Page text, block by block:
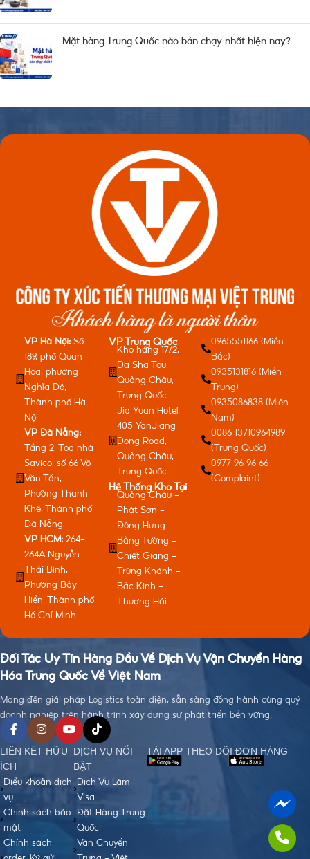
Mặt hàng Trung Quốc nào bán chạy nhất hiện nay?
VP Hà Nội: Số
189, phố Quan
Hoa, phường
Nghĩa Đô,
Thành phố Hà
Nội
VP Đà Nẵng:
Tầng 2, Tòa nhà
Savico, số 66 Võ
Văn Tần,
Phường Thanh
Khê, Thành phố
Đà Nẵng
VP HCM: 264-
264A Nguyễn
Thái Bình,
Phường Bảy
Hiền, Thành phố
Hồ Chí Minh
VP Trung Quốc
Kho hàng 17/2,
Da Sha Tou,
Quảng Châu,
Trung Quốc
Jia Yuan Hotel,
405 YanJiang
Dong Road,
Quảng Châu,
Trung Quốc
Hệ Thống Kho Tại
Quảng Châu -
Phật Sơn -
Đông Hưng -
Bằng Tường -
Chiết Giang -
Trùng Khánh -
Bắc Kinh -
Thượng Hải
0965551166 (Miền
Bắc)
0935131816 (Miền
Trung)
0935086838 (Miền
Nam)
0086 13710964989
(Trung Quốc)
0977 96 96 66
(Complaint)
Đối Tác Uy Tín Hàng Đầu Về Dịch Vụ Vận Chuyển Hàng
Hóa Trung Quốc Về Việt Nam
Mang đến giải pháp Logistics toàn diện, sẵn sàng đồng hành cùng quý
doanh nghiệp trên hành trình xây dựng sự phát triển bền vững.
LIÊN KẾT HỮU
ÍCH
Điều khoản dịch
vụ
Chính sách bảo
mật
Chính sách
DỊCH VỤ NỔI
BẬT
Dịch Vụ Làm
Visa
Đặt Hàng Trung
Quốc
Vận Chuyển
TẢI APP THEO DÕI ĐƠN HÀNG